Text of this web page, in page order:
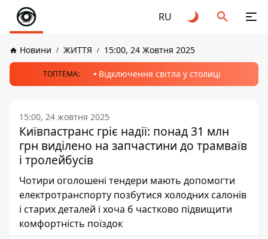
RU
Новини ЖИТТЯ 15:00, 24 Жовтня 2025
ТОПТЕМА: Відключення світла у столиці
15:00, 24 жовтня 2025
Київпастранс гріє надії: понад 31 млн
грн виділено на запчастини до трамваїв
і тролейбусів
Чотири оголошені тендери мають допомогти
електротранспорту позбутися холодних салонів
і старих деталей і хоча б частково підвищити
комфортність поїздок